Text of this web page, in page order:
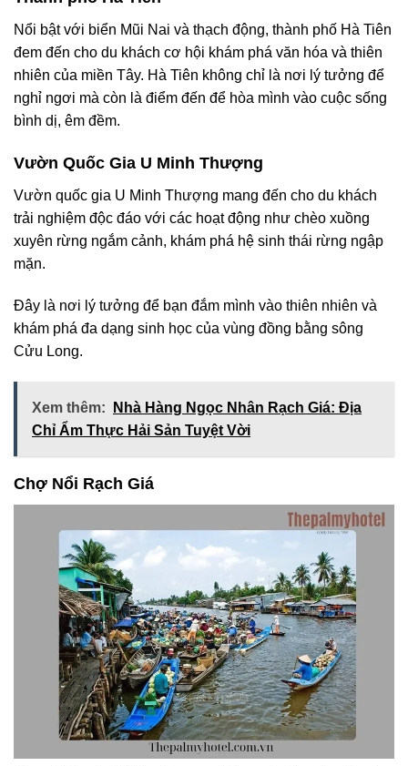
Nổi bật với biển Mũi Nai và thạch động, thành phố Hà Tiên
đem đến cho du khách cơ hội khám phá văn hóa và thiên
nhiên của miền Tây. Hà Tiên không chỉ là nơi lý tưởng để
nghỉ ngơi mà còn là điểm đến để hòa mình vào cuộc sống
bình dị, êm đềm.
Vườn Quốc Gia U Minh Thượng
Vườn quốc gia U Minh Thượng mang đến cho du khách
trải nghiệm độc đáo với các hoạt động như chèo xuồng
xuyên rừng ngắm cảnh, khám phá hệ sinh thái rừng ngập
mặn.
Đây là nơi lý tưởng để bạn đắm mình vào thiên nhiên và
khám phá đa dạng sinh học của vùng đồng bằng sông
Cửu Long.
Xem thêm:
Nhà Hàng Ngọc Nhân Rạch Giá: Địa
Chỉ Ẩm Thực Hải Sản Tuyệt Vời
Chợ Nổi Rạch Giá